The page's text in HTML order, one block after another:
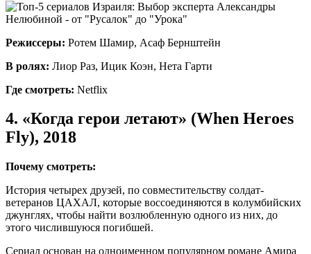
Режиссеры: Ротем Шамир, Асаф Бернштейн
В ролях: Лиор Раз, Ицик Коэн, Нета Гарти
Где смотреть: Netflix
4. «Когда герои летают» (When Heroes
Fly), 2018
Почему смотреть:
История четырех друзей, по совместительству солдат-
ветеранов ЦАХАЛ, которые воссоединяются в колумбийских
джунглях, чтобы найти возлюбленную одного из них, до
этого числившуюся погибшей.
Сериал основан на одноименном популярном романе Амира